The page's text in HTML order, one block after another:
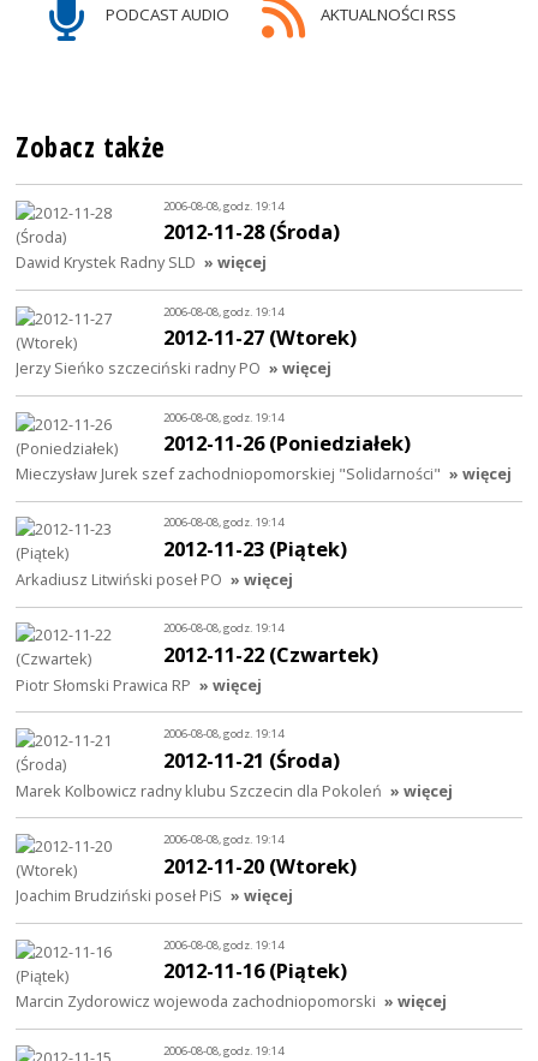
PODCAST AUDIO AKTUALNOŚCI RSS
Zobacz także
2006-08-08, godz. 19:14
2012-11-28 (Środa)
Dawid Krystek Radny SLD » więcej
2006-08-08, godz. 19:14
2012-11-27 (Wtorek)
Jerzy Sieńko szczeciński radny PO » więcej
2006-08-08, godz. 19:14
2012-11-26 (Poniedziałek)
Mieczysław Jurek szef zachodniopomorskiej "Solidarności" » więcej
2006-08-08, godz. 19:14
2012-11-23 (Piątek)
Arkadiusz Litwiński poseł PO » więcej
2006-08-08, godz. 19:14
2012-11-22 (Czwartek)
Piotr Słomski Prawica RP » więcej
2006-08-08, godz. 19:14
2012-11-21 (Środa)
Marek Kolbowicz radny klubu Szczecin dla Pokoleń » więcej
2006-08-08, godz. 19:14
2012-11-20 (Wtorek)
Joachim Brudziński poseł PiS » więcej
2006-08-08, godz. 19:14
2012-11-16 (Piątek)
Marcin Zydorowicz wojewoda zachodniopomorski » więcej
2006-08-08, godz. 19:14